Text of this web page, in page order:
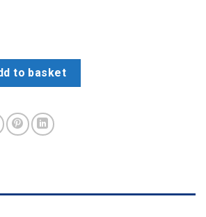
M6Pro: Giải Pháp Thu Âm Chuyên
to basket